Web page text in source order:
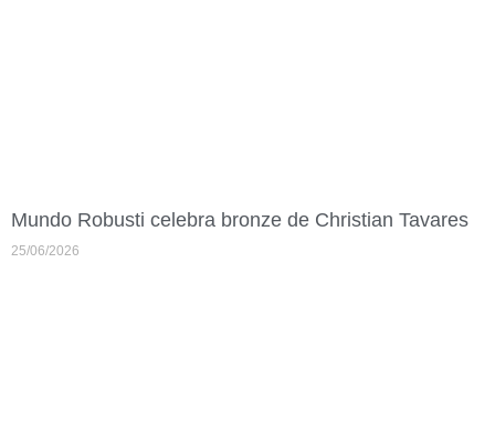
Mundo Robusti celebra bronze de Christian Tavares
25/06/2026